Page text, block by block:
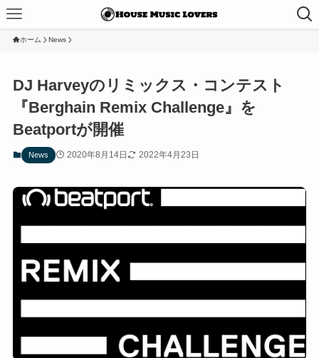
ホーム News
DJ Harveyのリミックス・コンテスト
『Berghain Remix Challenge』を
Beatportが開催
News 2020年8月14日 2022年4月23日